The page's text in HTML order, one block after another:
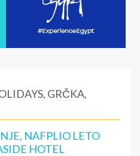
GRČKA,
NAFPLIO LETO
HOTEL